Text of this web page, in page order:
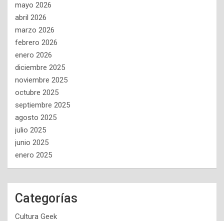
mayo 2026
abril 2026
marzo 2026
febrero 2026
enero 2026
diciembre 2025
noviembre 2025
octubre 2025
septiembre 2025
agosto 2025
julio 2025
junio 2025
enero 2025
Categorías
Cultura Geek